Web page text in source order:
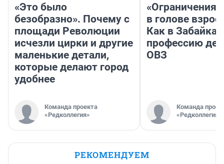
«Это было
безобразно». Почему с
площади Революции
исчезли цирки и другие
маленькие детали,
которые делают город
удобнее
Команда проекта
«Редколлегия»
«Ограничения
в голове
Как в
профессию
ОВЗ
Команда
«Редколлегия»
РЕКОМЕНДУЕМ